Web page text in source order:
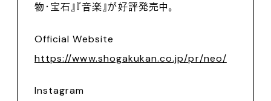
物・宝石』『音楽』が好評発売中。
Official Website
https://www.shogakukan.co.jp/pr/neo/
Instagram